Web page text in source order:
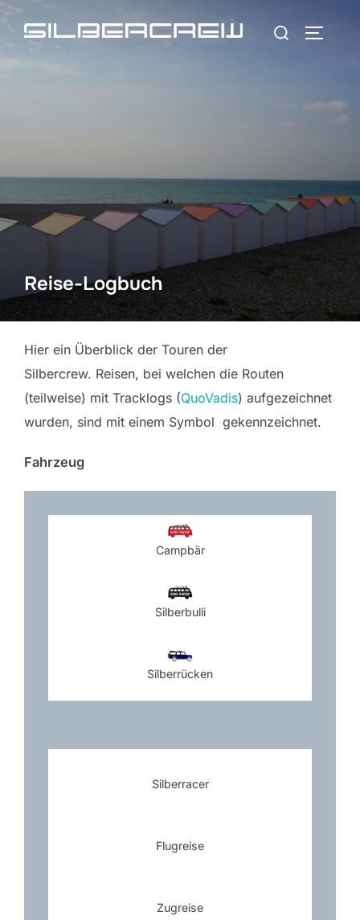
Zum
Inhalt
springen
Suchen
Reise-Logbuch
Hier ein Überblick der Touren der
Silbercrew. Reisen, bei welchen die Routen
(teilweise) mit Tracklogs (QuoVadis) aufgezeichnet
wurden, sind mit einem Symbol gekennzeichnet.
Fahrzeug
Campbär
Silberbulli
Silberrücken
Silberracer
Flugreise
Zugreise